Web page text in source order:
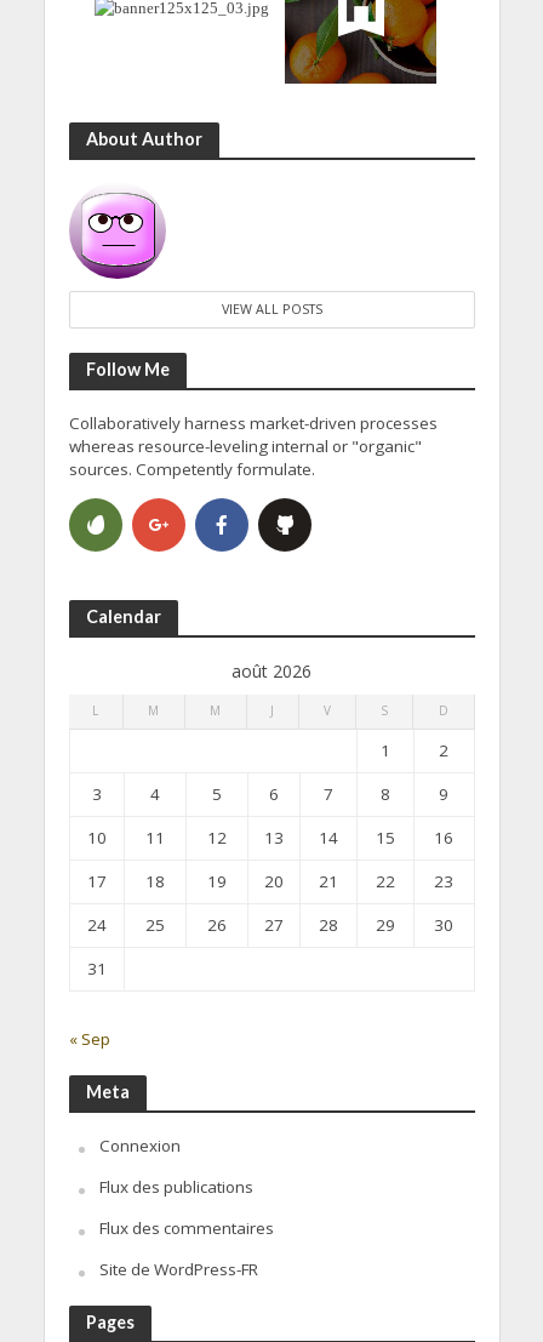
About Author
VIEW ALL POSTS
Follow Me
Collaboratively harness market-driven processes
whereas resource-leveling internal or "organic"
sources. Competently formulate.
Calendar
août 2026
L M M J V S D
1
2
3
4 5 6 7 8
9
10
11 12 13 14 15
16
17
18 19 20 21 22
23
24
25 26 27 28 29
30
31
« Sep
Meta
Connexion
Flux des publications
Flux des commentaires
Site de WordPress-FR
Pages